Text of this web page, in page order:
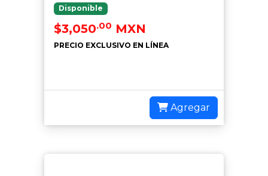
Disponible
$3,050.00 MXN
PRECIO EXCLUSIVO EN LÍNEA
Agregar